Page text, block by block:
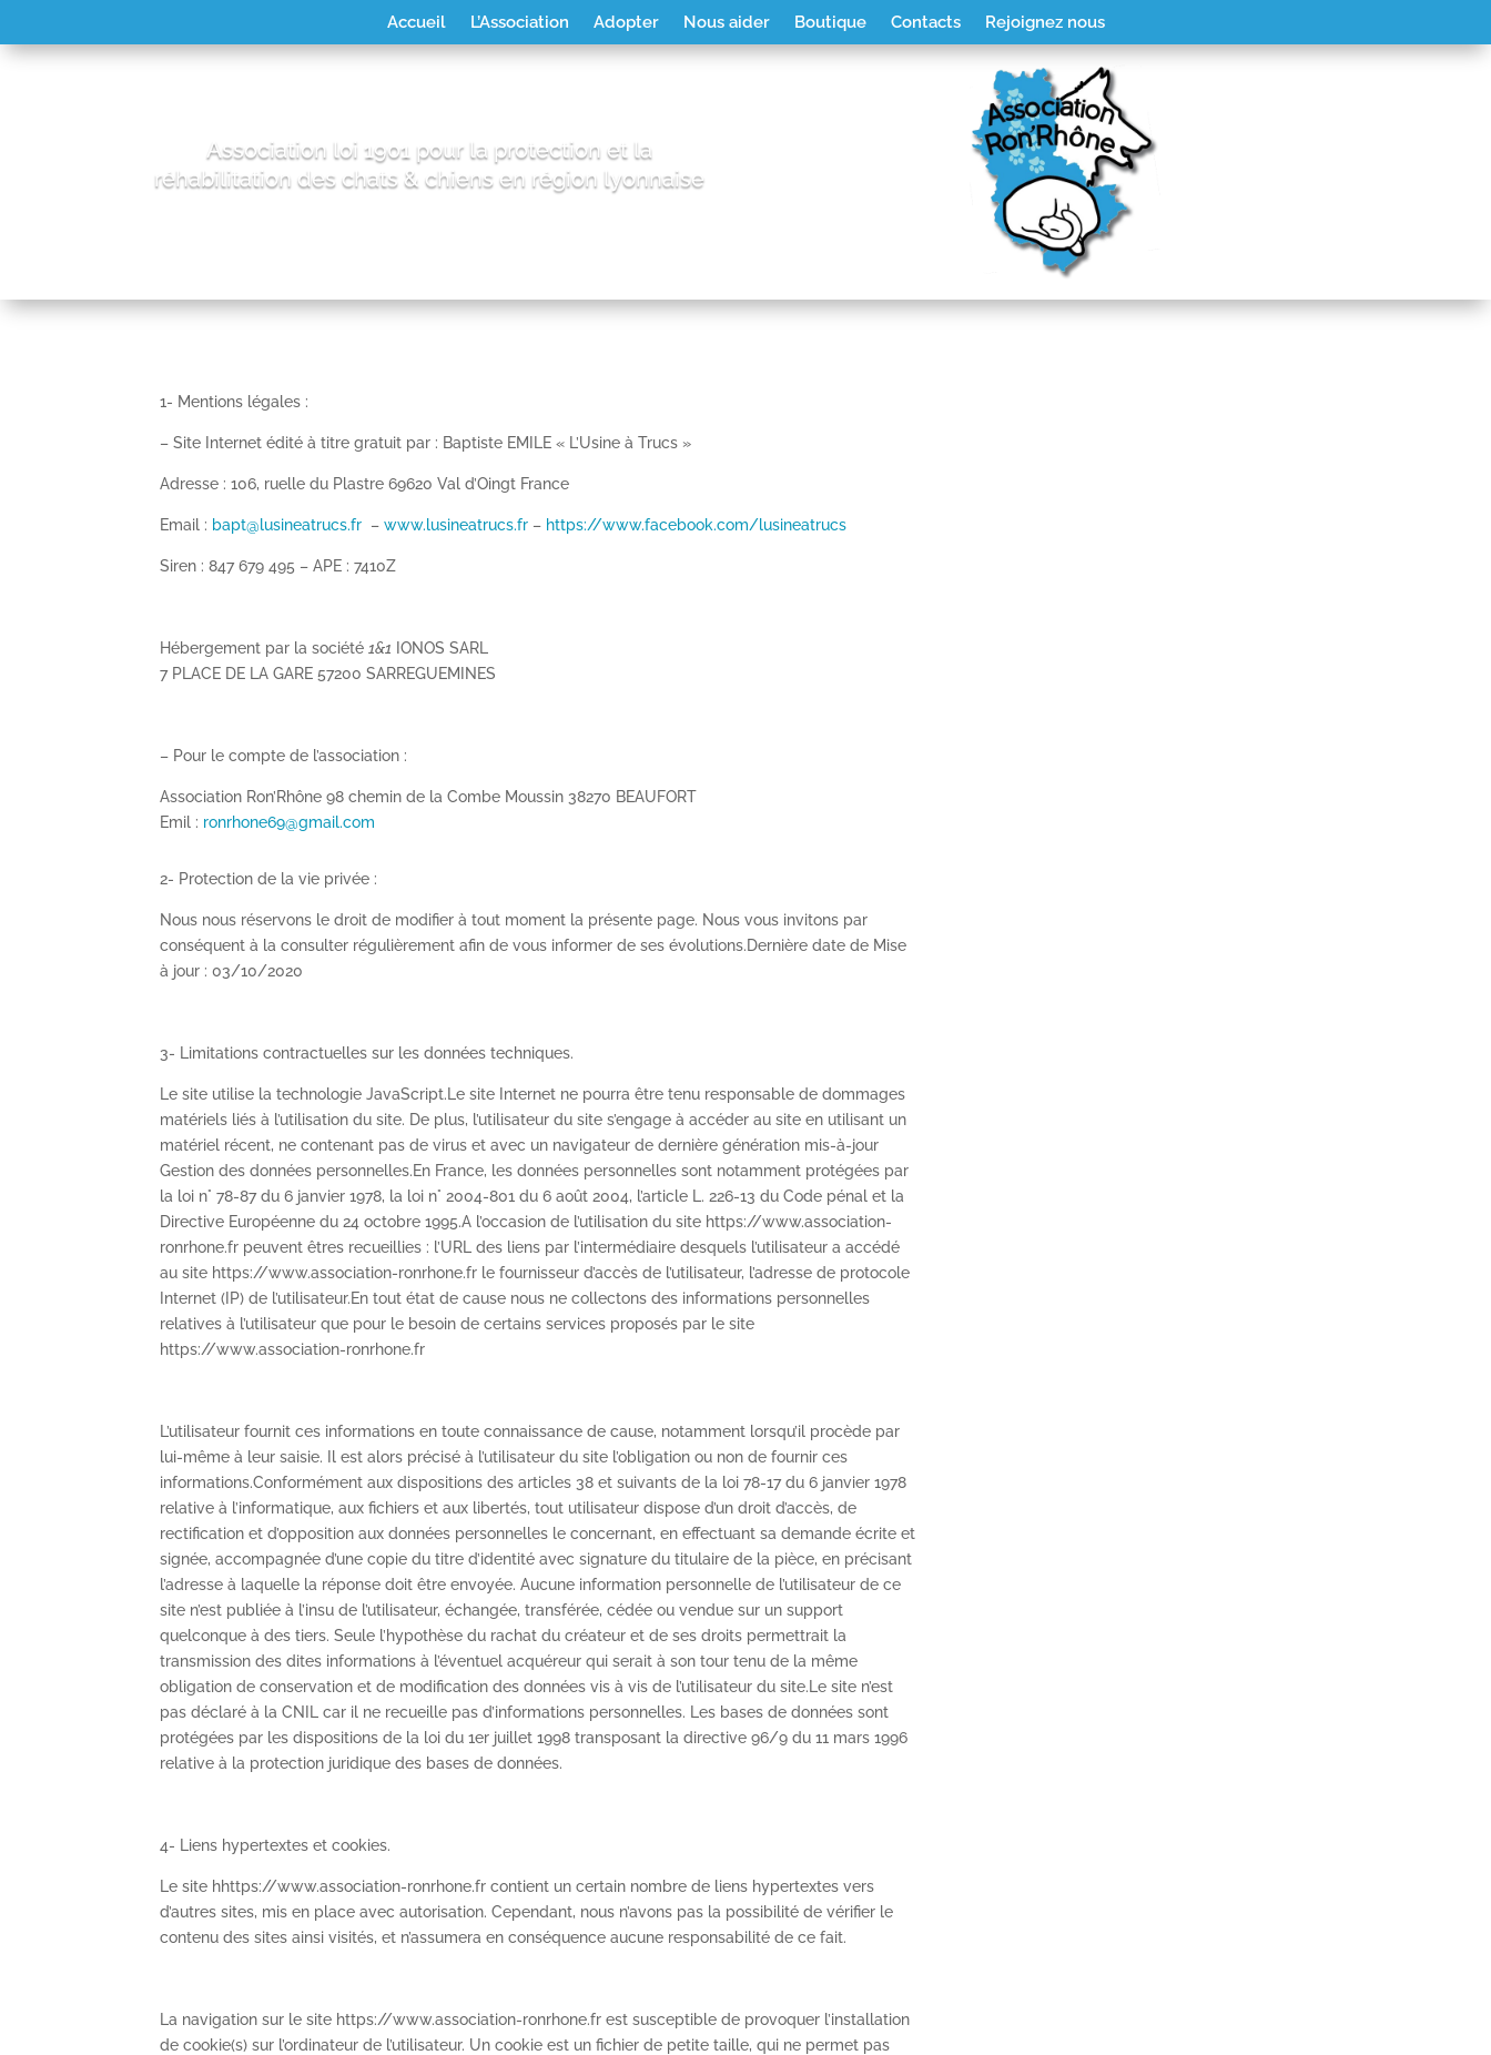
Accueil L’Association Adopter Nous aider Boutique Contacts Rejoignez nous
Association loi 1901 pour la protection et la
réhabilitation des chats & chiens en région lyonnaise
1- Mentions légales :
– Site Internet édité à titre gratuit par : Baptiste EMILE « L’Usine à Trucs »
Adresse : 106, ruelle du Plastre 69620 Val d’Oingt France
Email : bapt@lusineatrucs.fr –www.lusineatrucs.fr – https://www.facebook.com/lusineatrucs
Siren : 847 679 495 – APE : 7410Z
Hébergement par la société 1&1 IONOS SARL
7 PLACE DE LA GARE 57200 SARREGUEMINES
– Pour le compte de l’association :
Association Ron’Rhône 98 chemin de la Combe Moussin 38270 BEAUFORT
Emil : ronrhone69@gmail.com
2- Protection de la vie privée :
Nous nous réservons le droit de modifier à tout moment la présente page. Nous vous invitons par
conséquent à la consulter régulièrement afin de vous informer de ses évolutions.Dernière date de Mise
à jour : 03/10/2020
3- Limitations contractuelles sur les données techniques.
Le site utilise la technologie JavaScript.Le site Internet ne pourra être tenu responsable de dommages
matériels liés à l’utilisation du site. De plus, l’utilisateur du site s’engage à accéder au site en utilisant un
matériel récent, ne contenant pas de virus et avec un navigateur de dernière génération mis-à-jour
Gestion des données personnelles.En France, les données personnelles sont notamment protégées par
la loi n° 78-87 du 6 janvier 1978, la loi n° 2004-801 du 6 août 2004, l’article L. 226-13 du Code pénal et la
Directive Européenne du 24 octobre 1995.A l’occasion de l’utilisation du site https://www.association-
ronrhone.fr peuvent êtres recueillies : l’URL des liens par l’intermédiaire desquels l’utilisateur a accédé
au site https://www.association-ronrhone.fr le fournisseur d’accès de l’utilisateur, l’adresse de protocole
Internet (IP) de l’utilisateur.En tout état de cause nous ne collectons des informations personnelles
relatives à l’utilisateur que pour le besoin de certains services proposés par le site
https://www.association-ronrhone.fr
L’utilisateur fournit ces informations en toute connaissance de cause, notamment lorsqu’il procède par
lui-même à leur saisie. Il est alors précisé à l’utilisateur du site l’obligation ou non de fournir ces
informations.Conformément aux dispositions des articles 38 et suivants de la loi 78-17 du 6 janvier 1978
relative à l’informatique, aux fichiers et aux libertés, tout utilisateur dispose d’un droit d’accès, de
rectification et d’opposition aux données personnelles le concernant, en effectuant sa demande écrite et
signée, accompagnée d’une copie du titre d’identité avec signature du titulaire de la pièce, en précisant
l’adresse à laquelle la réponse doit être envoyée. Aucune information personnelle de l’utilisateur de ce
site n’est publiée à l’insu de l’utilisateur, échangée, transférée, cédée ou vendue sur un support
quelconque à des tiers. Seule l’hypothèse du rachat du créateur et de ses droits permettrait la
transmission des dites informations à l’éventuel acquéreur qui serait à son tour tenu de la même
obligation de conservation et de modification des données vis à vis de l’utilisateur du site.Le site n’est
pas déclaré à la CNIL car il ne recueille pas d’informations personnelles. Les bases de données sont
protégées par les dispositions de la loi du 1er juillet 1998 transposant la directive 96/9 du 11 mars 1996
relative à la protection juridique des bases de données.
4- Liens hypertextes et cookies.
Le site hhttps://www.association-ronrhone.fr contient un certain nombre de liens hypertextes vers
d’autres sites, mis en place avec autorisation. Cependant, nous n’avons pas la possibilité de vérifier le
contenu des sites ainsi visités, et n’assumera en conséquence aucune responsabilité de ce fait.
La navigation sur le site https://www.association-ronrhone.fr est susceptible de provoquer l’installation
de cookie(s) sur l’ordinateur de l’utilisateur. Un cookie est un fichier de petite taille, qui ne permet pas